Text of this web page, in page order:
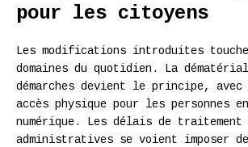
pour les citoyens
Les modifications introduites
domaines du quotidien. La
démarches devient le principe, avec
accès physique pour les personnes
numérique. Les délais de traitement
administratives se voient imposer